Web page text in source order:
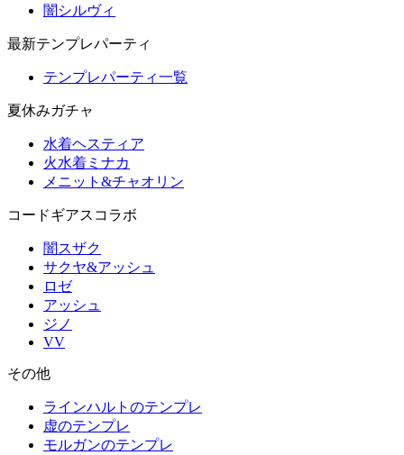
闇シルヴィ
最新テンプレパーティ
テンプレパーティ一覧
夏休みガチャ
水着ヘスティア
火水着ミナカ
メニット&チャオリン
コードギアスコラボ
闇スザク
サクヤ&アッシュ
ロゼ
アッシュ
ジノ
VV
その他
ラインハルトのテンプレ
虚のテンプレ
モルガンのテンプレ